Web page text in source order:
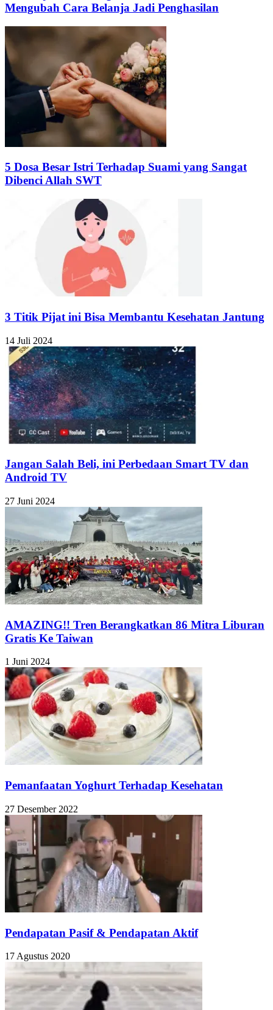
Mengubah Cara Belanja Jadi Penghasilan
5 Dosa Besar Istri Terhadap Suami yang Sangat
Dibenci Allah SWT
3 Titik Pijat ini Bisa Membantu Kesehatan Jantung
14 Juli 2024
Jangan Salah Beli, ini Perbedaan Smart TV dan
Android TV
27 Juni 2024
AMAZING!! Tren Berangkatkan 86 Mitra Liburan
Gratis Ke Taiwan
1 Juni 2024
Pemanfaatan Yoghurt Terhadap Kesehatan
27 Desember 2022
Pendapatan Pasif & Pendapatan Aktif
17 Agustus 2020